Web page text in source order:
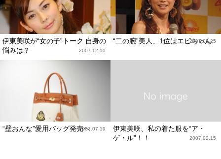
伊東美咲が“女の子”トーク 自身の
悩みは？
2007.12.10
“二の腕”美人、1位はエビちゃん
2007.08.25
“壁おんな”愛用バッグ発売へ2007.07.19
伊東美咲、私の着た服を“ア・
ゲ・ル”！！
2007.02.15